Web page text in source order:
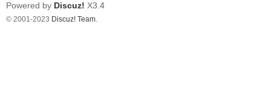
Powered by Discuz! X3.4
© 2001-2023 Discuz! Team.